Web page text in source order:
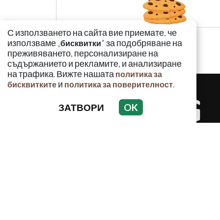
С използването на сайта вие приемате, че
използваме „бисквитки" за подобряване на
преживяването, персонализиране на
съдържанието и рекламите, и анализиране
на трафика. Вижте нашата политика за
бисквитките и политика за поверителност.
ЗАТВОРИ OK